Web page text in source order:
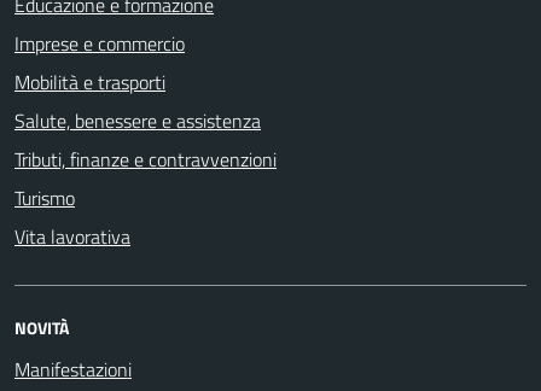
Imprese e commercio
Mobilità e trasporti
Salute, benessere e assistenza
Tributi, finanze e contravvenzioni
Turismo
Vita lavorativa
NOVITÀ
Manifestazioni